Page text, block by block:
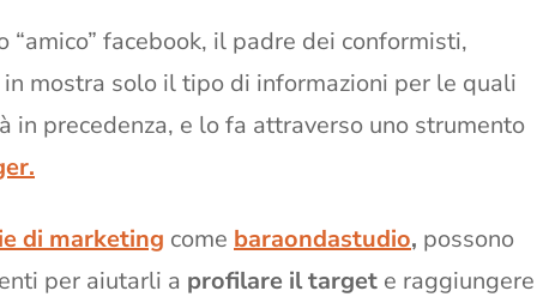
facebook, il padre dei conformisti,
mostra solo il tipo di informazioni per le quali
in precedenza, e lo fa attraverso uno strumento
di marketing come baraondastudio, possono
per aiutarli a profilare il target e raggiungere